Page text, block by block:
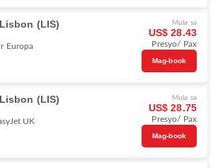
Lisbon (LIS)
Europa
Mula sa
US$ 28.43
Presyo/ Pax
Mag-book
Lisbon (LIS)
UK
Mula sa
US$ 28.75
Presyo/ Pax
Mag-book